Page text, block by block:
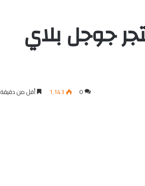
متجر جوجل بلاي
0 1٬143 أقل من دقيقة